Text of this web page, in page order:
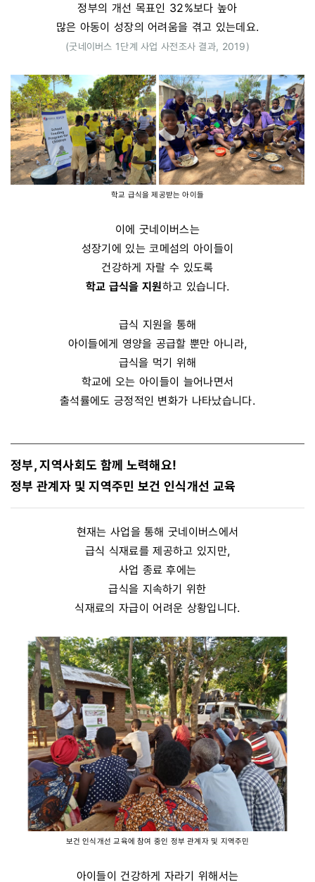
정부의 개선 목표인 32%보다 높아
많은 아동이 성장의 어려움을 겪고 있는데요.
(굿네이버스 1단계 사업 사전조사 결과, 2019)
학교 급식을 제공받는 아이들
이에 굿네이버스는
성장기에 있는 코메섬의 아이들이
건강하게 자랄 수 있도록
학교 급식을 지원하고 있습니다.
급식 지원을 통해
아이들에게 영양을 공급할 뿐만 아니라,
급식을 먹기 위해
학교에 오는 아이들이 늘어나면서
출석률에도 긍정적인 변화가 나타났습니다.
정부, 지역사회도 함께 노력해요!
정부 관계자 및 지역주민 보건 인식개선 교육
현재는 사업을 통해 굿네이버스에서
급식 식재료를 제공하고 있지만,
사업 종료 후에는
급식을 지속하기 위한
식재료의 자급이 어려운 상황입니다.
보건 인식개선 교육에 참여 중인 정부 관계자 및 지역주민
아이들이 건강하게 자라기 위해서는